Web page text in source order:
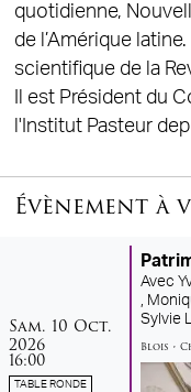
quotidienne,
de l’Amérique
scientifique de la
Il est Président du
l'Institut Pasteur
Évènement à
samedi
Sam. 10 octobre
Oct.
2026
16:00
TABLE RONDE
Avec
,
Sylvie
Blois •